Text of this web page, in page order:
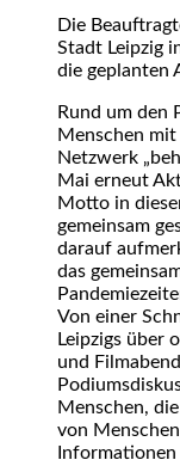
Die
Stadt Leipzig
die geplanten
Rund um den
Menschen
Netzwerk
Mai erneut
Motto in
gemeinsam
darauf
das
Von einer
Leipzigs über
und
Menschen,
von